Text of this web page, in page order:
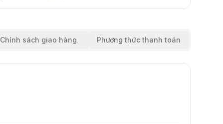
Chính sách giao hàng Phương thức thanh toán